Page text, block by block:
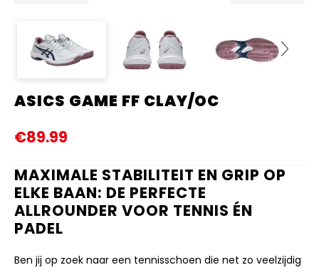
ASICS GAME FF CLAY/OC
€89.99
MAXIMALE STABILITEIT EN GRIP OP
ELKE BAAN: DE PERFECTE
ALLROUNDER VOOR TENNIS ÉN
PADEL
Ben jij op zoek naar een tennisschoen die net zo veelzijdig